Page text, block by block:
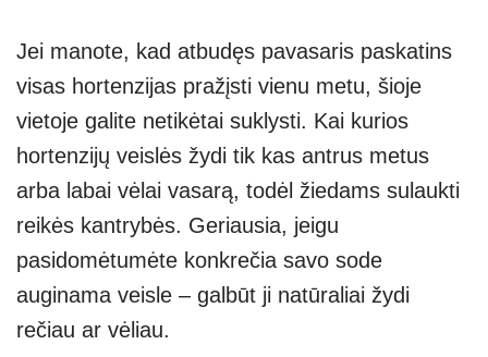
Jei manote, kad atbudęs pavasaris paskatins
visas hortenzijas pražįsti vienu metu, šioje
vietoje galite netikėtai suklysti. Kai kurios
hortenzijų veislės žydi tik kas antrus metus
arba labai vėlai vasarą, todėl žiedams sulaukti
reikės kantrybės. Geriausia, jeigu
pasidomėtumėte konkrečia savo sode
auginama veisle – galbūt ji natūraliai žydi
rečiau ar vėliau.